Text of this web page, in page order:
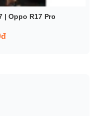
| Oppo R17 Pro